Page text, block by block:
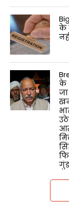
के
के